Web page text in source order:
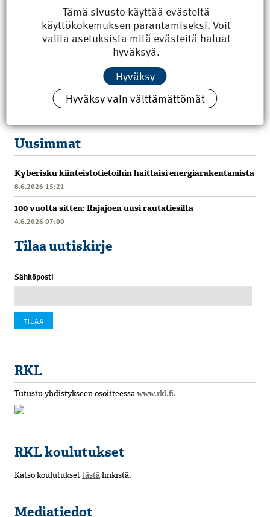
Uusimmat
Kyberisku kiinteistötietoihin haittaisi energiarakentamista
8.6.2026 15:21
100 vuotta sitten: Rajajoen uusi rautatiesilta
4.6.2026 07:00
Tilaa uutiskirje
Sähköposti
RKL
Tutustu yhdistykseen osoitteessa www.rkl.fi.
RKL koulutukset
Katso koulutukset tästä linkistä.
Mediatiedot
Tämä sivusto käyttää evästeitä
käyttökokemuksen parantamiseksi. Voit
valita asetuksista mitä evästeitä haluat
hyväksyä.
Hyväksy
Hyväksy vain välttämättömät